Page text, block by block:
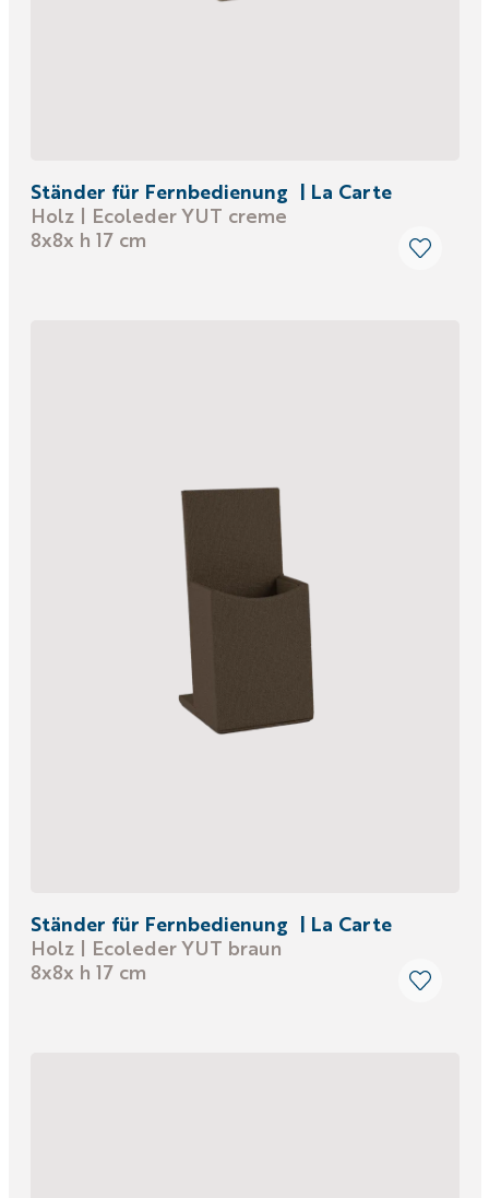
Ständer für Fernbedienung | La Carte
Holz | Ecoleder YUT creme
8x8x h 17 cm
Ständer für Fernbedienung | La Carte
Holz | Ecoleder YUT braun
8x8x h 17 cm